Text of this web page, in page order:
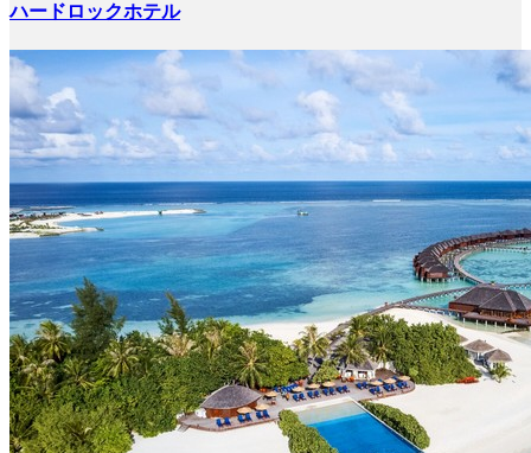
ハードロックホテル